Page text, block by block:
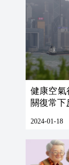
健康空氣
關復常下
2024-01-18